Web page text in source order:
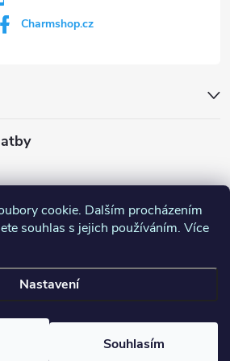
cookie. Dalším procházením
souhlas s jejich používáním. Více
Nastavení
Souhlasím
Charmshop.cz
nastavení cookies